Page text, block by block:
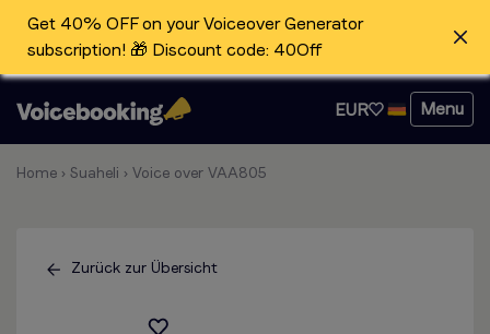
Get 40% OFF on your Voiceover Generator
subscription! 🎁 Discount code: 40Off
EUR Menu
Home › Suaheli › Voice over VAA805
Zurück zur Übersicht